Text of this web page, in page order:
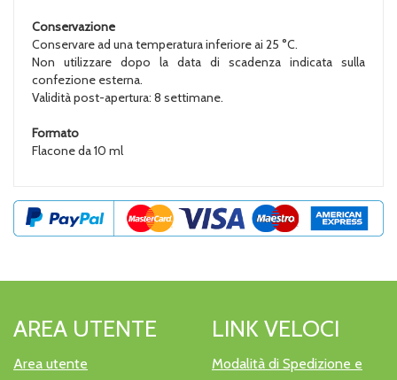
Conservazione
Conservare ad una temperatura inferiore ai 25 °C.
Non utilizzare dopo la data di scadenza indicata sulla
confezione esterna.
Validità post-apertura: 8 settimane.
Formato
Flacone da 10 ml
AREA UTENTE
Area utente
LINK VELOCI
Modalità di Spedizione e